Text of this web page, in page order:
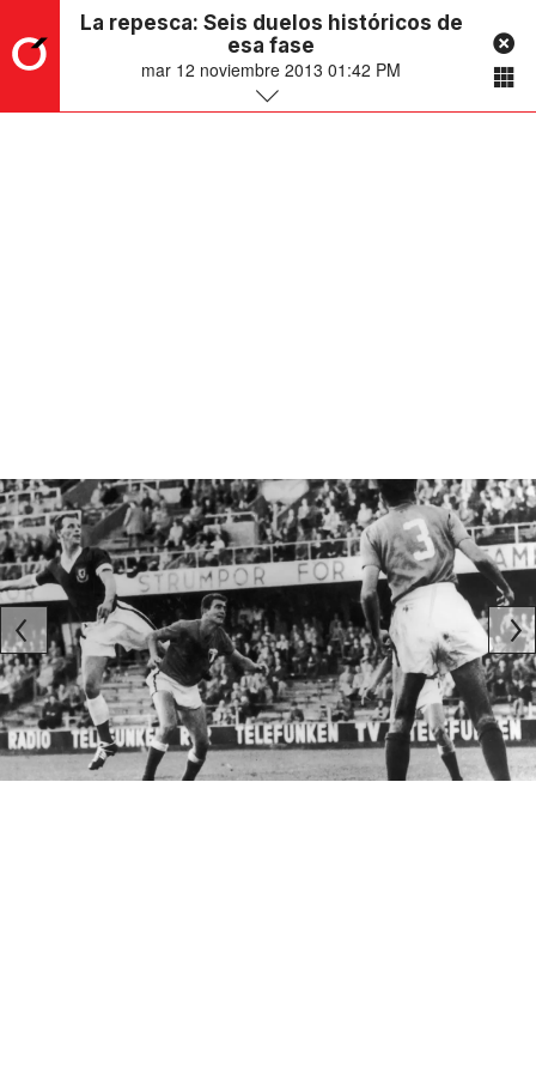
La repesca: Seis duelos históricos de
esa fase
mar 12 noviembre 2013 01:42 PM